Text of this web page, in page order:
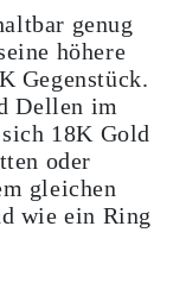
genug
höhere
Gegenstück.
Dellen im
18K Gold
oder
gleichen
wie ein Ring